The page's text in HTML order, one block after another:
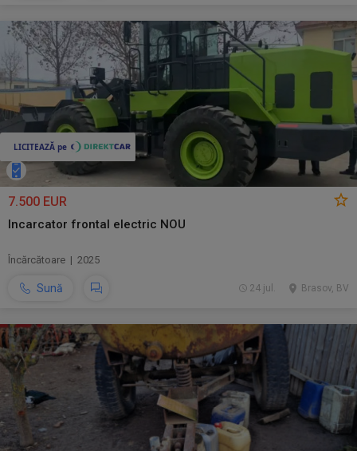
7.500 EUR
Incarcator frontal electric NOU
Încărcătoare | 2025
Sună Brasov, BV
24 jul.